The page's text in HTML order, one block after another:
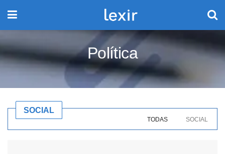
Política
SOCIAL
TODAS SOCIAL